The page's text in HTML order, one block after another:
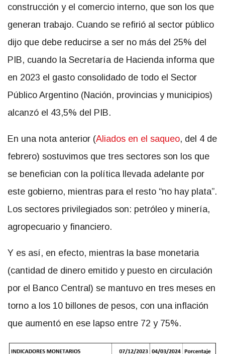
construcción y el comercio interno, que son los que
generan trabajo. Cuando se refirió al sector público
dijo que debe reducirse a ser no más del 25% del
PIB, cuando la Secretaría de Hacienda informa que
en 2023 el gasto consolidado de todo el Sector
Público Argentino (Nación, provincias y municipios)
alcanzó el 43,5% del PIB.
En una nota anterior (Aliados en el saqueo, del 4 de
febrero) sostuvimos que tres sectores son los que
se benefician con la política llevada adelante por
este gobierno, mientras para el resto “no hay plata”.
Los sectores privilegiados son: petróleo y minería,
agropecuario y financiero.
Y es así, en efecto, mientras la base monetaria
(cantidad de dinero emitido y puesto en circulación
por el Banco Central) se mantuvo en tres meses en
torno a los 10 billones de pesos, con una inflación
que aumentó en ese lapso entre 72 y 75%.